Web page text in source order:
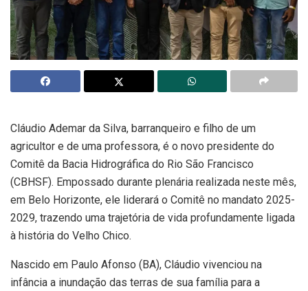
Cláudio Ademar da Silva, barranqueiro e filho de um
agricultor e de uma professora, é o novo presidente do
Comitê da Bacia Hidrográfica do Rio São Francisco
(CBHSF). Empossado durante plenária realizada neste mês,
em Belo Horizonte, ele liderará o Comitê no mandato 2025-
2029, trazendo uma trajetória de vida profundamente ligada
à história do Velho Chico.
Nascido em Paulo Afonso (BA), Cláudio vivenciou na
infância a inundação das terras de sua família para a